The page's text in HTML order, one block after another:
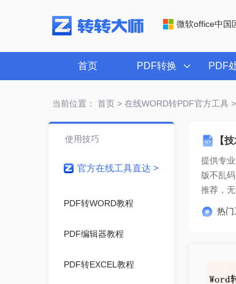
微软office中国
首页 PDF转换 PDF
当前位置： 首页> 在线WORD转PDF官方工具>
【
提供专
推荐，无
热门
使用技巧
官方在线工具直达 >
PDF转WORD教程
PDF编辑器教程
PDF转EXCEL教程